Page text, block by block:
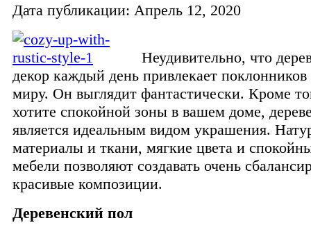
Дата публикации: Апрель 12, 2020
Неудивительно, что
декор каждый день привлекает
миру. Он выглядит фантастически. Кроме
хотите спокойной зоны в вашем доме,
является идеальным видом украшения.
материалы и ткани, мягкие цвета и
мебели позволяют создавать очень
красивые композиции.
Деревенский пол